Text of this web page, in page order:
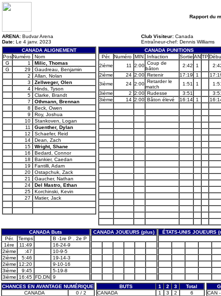
Rapport du
ARENA: Budvar Arena
Date: Le 4 janv. 2023
Club Visiteur: Canada
Entraîneur-chef: Dennis Williams
CANADA ALIGNEMENT
PosNuméro
Nom
G
1
Milic, Thomas
G
29
Gaudreau, Benjamin
2
Allan, Nolan
3
Zellweger, Olen
4
Hinds, Tyson
5
Clarke, Brandt
7
Othmann, Brennan
8
Beck, Owen
9
Roy, Joshua
10
Stankoven, Logan
11
Guenther, Dylan
12
Schaefer, Reid
14
Dean, Zach
15
Wright, Shane
16
Bedard, Connor
18
Bankier, Caedan
19
Fantilli, Adam
20
Ostapchuk, Zack
21
Gaucher, Nathan
24
Del Mastro, Ethan
25
Korchinski, Kevin
27
Matier, Jack
CANADA PUNITIONS
Pér.
Numéro MIN Infraction Sortie ANTP
2ième
11 2:00 Coup de
bâton
2:42 1
2ième
24 2:00 Retenir 17:19 1
3ième
24 2:00 Retarder le
match
1:51 1
3ième
2 2:00 Rudesse 3:51
3ième
14 2:00 Bâton élevé 16:14 1
CANADA Buts CANADA JOUEURS (plus)
ÉTATS-UNIS JOUEURS
Pér.
Temps
B -1re P . 2e P
1ère
11:49
16-24-9
2ième
:47
10-9-5
2ième
5:46
19-14-3
2ième
12:20
9-10-16
3ième
9:45
5-19-8
3ième
16:45 FD.DN 9
CHANCES EN AVANTAGE NUMÉRIQUE
CANADA
0 / 2
BUTS 1 2 3
Total
CANADA
1 3 2
6
CAN